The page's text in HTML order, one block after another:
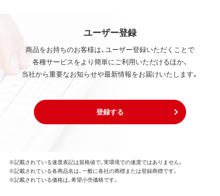
ユーザー登録
商品をお持ちのお客様は、ユーザー登録いただくことで
各種サービスをより簡単にご利用いただけるほか、
当社から重要なお知らせや最新情報をお届けいたします。
登録する
※記載されている速度表記は規格値で、実環境での速度ではありません。
※記載されている各商品名は、一般に各社の商標または登録商標です。
※記載されている価格は、希望小売価格です。